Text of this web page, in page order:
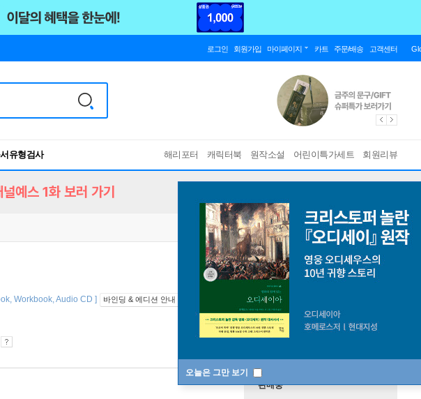
로그인 회원가입 마이페이지 카트 주문/배송 고객센터
유형검사
Lab
해리포터 캐릭터북 원작소설 어린이특가세트 회원리뷰
오늘은 그만 보기
널예스 1화 보러 가기
Workbook, Audio CD ] 바인딩 & 에디션 안내
판매중